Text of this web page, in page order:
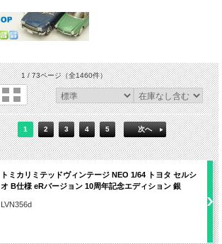
1 / 73ページ（全1460件）
1 2 3 4 5 次へ
トミカリミテッドヴィンテージ NEO 1/64 トヨタ セルシ
オ B仕様 eRバージョン 10周年記念エディション 銀
LVN356d